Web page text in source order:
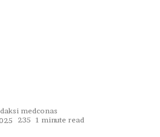
medconas
235 1 minute read